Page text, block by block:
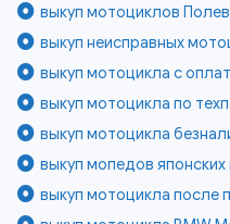
выкуп мотоциклов
выкуп неисправных
выкуп мотоцикла с
выкуп мотоцикла по
выкуп мотоцикла
выкуп мопедов японских
выкуп мотоцикла после